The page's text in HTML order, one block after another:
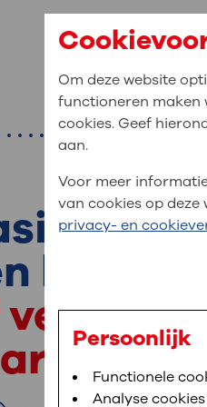
bent u
,MijnOLVG,
medische
In MijnOLVG
het u uitkomt. OLVG
Om deze website
functioneren maken
cookies. Geef
aan.
Voor meer
van cookies op deze
privacy- en
Persoonlijk
Functionele
Analyse